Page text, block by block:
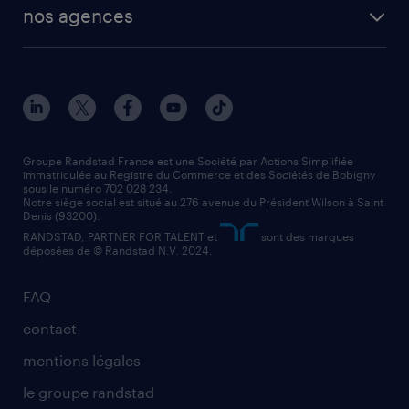
manutentionnaire
assistant administratif
comptable
solutions opérationnelles
contact entreprise
faq intérim / recrutement
nos agences
nos agences par ville
nos agences par région
nos cabinets de recrutement
FAQ
contact
mentions légales
le groupe randstad
Groupe Randstad France est une Société par Actions Simplifiée
immatriculée au Registre du Commerce et des Sociétés de Bobigny
sous le numéro 702 028 234.
Notre siège social est situé au 276 avenue du Président Wilson à Saint
Denis (93200).
RANDSTAD, PARTNER FOR TALENT et
sont des marques
déposées de © Randstad N.V. 2024.